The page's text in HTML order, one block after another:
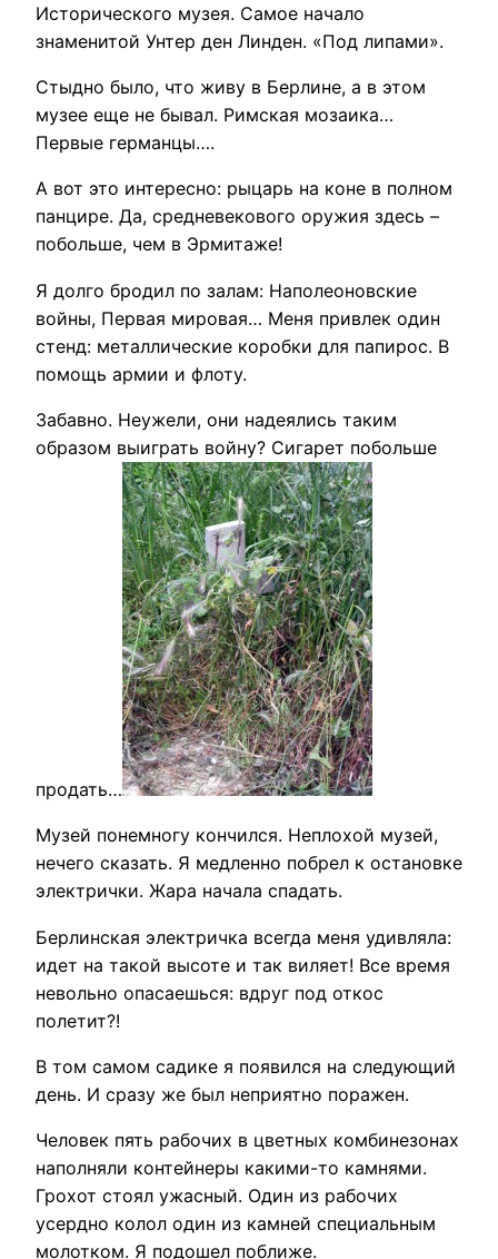
Исторического музея. Самое начало
знаменитой Унтер ден Линден. «Под липами».
Стыдно было, что живу в Берлине, а в этом
музее еще не бывал. Римская мозаика…
Первые германцы….
А вот это интересно: рыцарь на коне в полном
панцире. Да, средневекового оружия здесь –
побольше, чем в Эрмитаже!
Я долго бродил по залам: Наполеоновские
войны, Первая мировая… Меня привлек один
стенд: металлические коробки для папирос. В
помощь армии и флоту.
Забавно. Неужели, они надеялись таким
образом выиграть войну? Сигарет побольше
продать…
Музей понемногу кончился. Неплохой музей,
нечего сказать. Я медленно побрел к остановке
электрички. Жара начала спадать.
Берлинская электричка всегда меня удивляла:
идет на такой высоте и так виляет! Все время
невольно опасаешься: вдруг под откос
полетит?!
В том самом садике я появился на следующий
день. И сразу же был неприятно поражен.
Человек пять рабочих в цветных комбинезонах
наполняли контейнеры какими-то камнями.
Грохот стоял ужасный. Один из рабочих
усердно колол один из камней специальным
молотком. Я подошел поближе.